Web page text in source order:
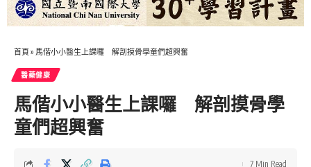
首頁 » 馬偕小小醫生上課囉 解剖摸骨學童們超興奮
醫藥健康
馬偕小小醫生上課囉 解剖摸骨學
童們超興奮
7 Min Read